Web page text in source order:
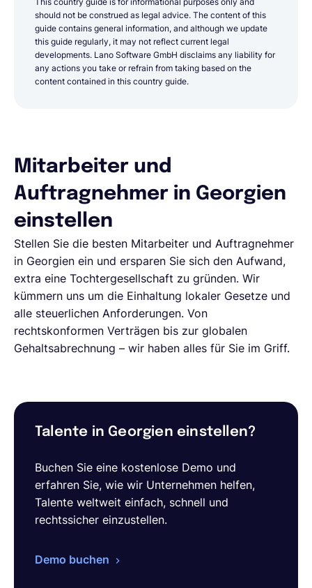
should not be construed as legal advice. The content of this
guide contains general information, and although we update
this guide regularly, it may not reflect current legal
developments. Lano Software GmbH disclaims any liability for
any actions you take or refrain from taking based on the
content contained in this country guide.
Mitarbeiter und
Auftragnehmer in Georgien
einstellen
Stellen Sie die besten Mitarbeiter und Auftragnehmer
in Georgien ein und ersparen Sie sich den Aufwand,
extra eine Tochtergesellschaft zu gründen. Wir
kümmern uns um die Einhaltung lokaler Gesetze und
alle steuerlichen Anforderungen. Von
rechtskonformen Verträgen bis zur globalen
Gehaltsabrechnung – wir haben alles für Sie im Griff.
Talente in Georgien einstellen?
Buchen Sie eine kostenlose Demo und
erfahren Sie, wie wir Unternehmen helfen,
Talente weltweit einfach, schnell und
rechtssicher einzustellen.
Demo buchen